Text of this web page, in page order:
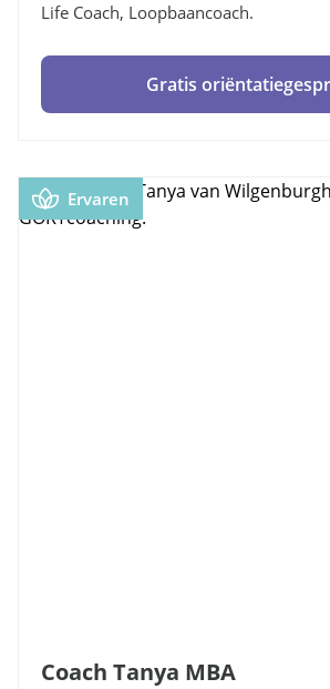
Life Coach, Loopbaancoach.
Gratis
Ervaren
Coach Tanya MBA